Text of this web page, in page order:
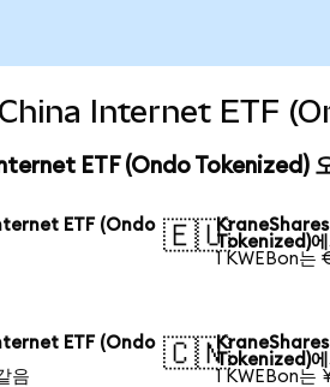
Internet ETF
ETF (Ondo Tokenized)
ETF (Ondo 🇪🇺Tokenized)에
1 KWEBon는
ETF (Ondo
음
🇨🇳Tokenized)
1 KWEBon는